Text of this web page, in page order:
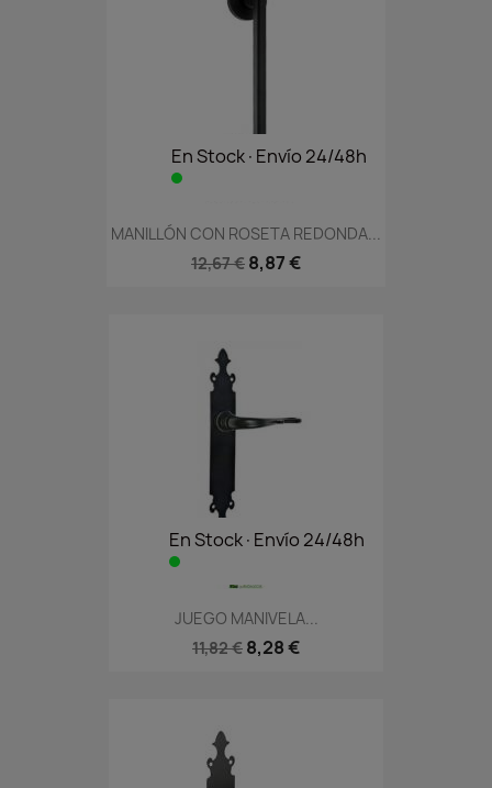
En Stock·Envío 24/48h
MANILLÓN CON ROSETA REDONDA...
12,67 € 8,87 €
En Stock·Envío 24/48h
JUEGO MANIVELA...
11,82 € 8,28 €